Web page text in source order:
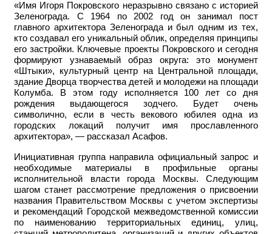
«Имя Игоря Покровского неразрывно связано с историей
Зеленограда. С 1964 по 2002 год он занимал пост
главного архитектора Зеленограда и был одним из тех,
кто создавал его уникальный облик, определяя принципы
его застройки. Ключевые проекты Покровского и сегодня
формируют узнаваемый образ округа: это монумент
«Штыки», культурный центр на Центральной площади,
здание Дворца творчества детей и молодежи на площади
Колумба. В этом году исполняется 100 лет со дня
рождения выдающегося зодчего. Будет очень
символично, если в честь векового юбилея одна из
городских локаций получит имя прославленного
архитектора», — рассказал Асафов.
Инициативная группа направила официальный запрос и
необходимые материалы в профильные органы
исполнительной власти города Москвы. Следующим
шагом станет рассмотрение предложения о присвоении
названия Правительством Москвы с учетом экспертизы
и рекомендаций Городской межведомственной комиссии
по наименованию территориальных единиц, улиц,